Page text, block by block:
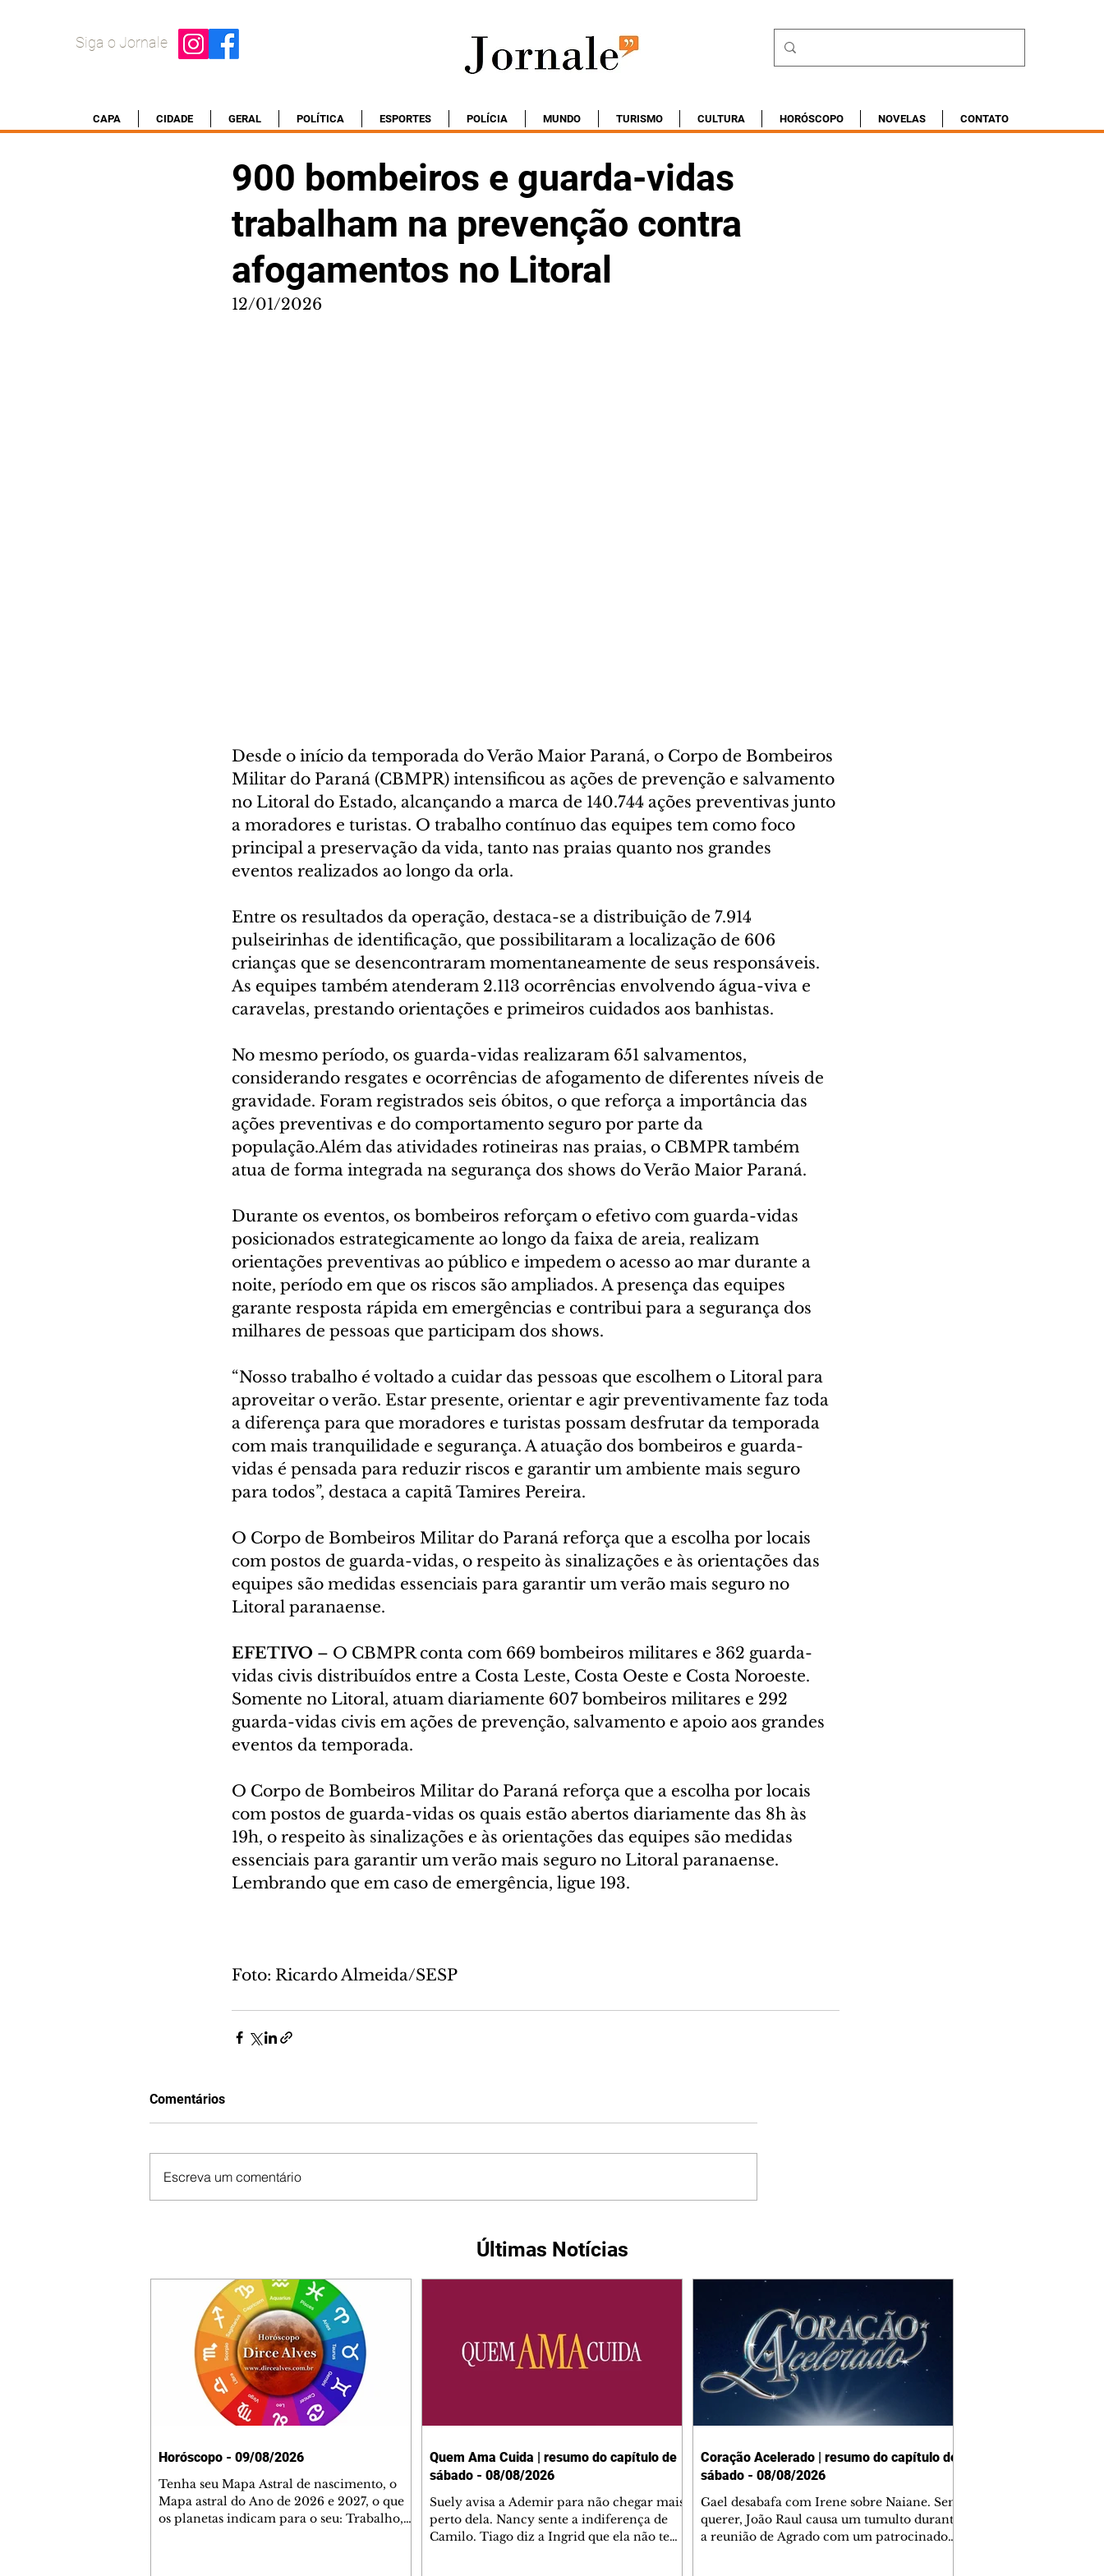
Siga o Jornale
CAPA CIDADE GERAL POLÍTICA ESPORTES POLÍCIA MUNDO TURISMO CULTURA HORÓSCOPO NOVELAS CONTATO
900 bombeiros e guarda-vidas
trabalham na prevenção contra
afogamentos no Litoral
12/01/2026
Desde o início da temporada do Verão Maior Paraná, o Corpo de Bombeiros
Militar do Paraná (CBMPR) intensificou as ações de prevenção e salvamento
no Litoral do Estado, alcançando a marca de 140.744 ações preventivas junto
a moradores e turistas. O trabalho contínuo das equipes tem como foco
principal a preservação da vida, tanto nas praias quanto nos grandes
eventos realizados ao longo da orla.
Entre os resultados da operação, destaca-se a distribuição de 7.914
pulseirinhas de identificação, que possibilitaram a localização de 606
crianças que se desencontraram momentaneamente de seus responsáveis.
As equipes também atenderam 2.113 ocorrências envolvendo água-viva e
caravelas, prestando orientações e primeiros cuidados aos banhistas.
No mesmo período, os guarda-vidas realizaram 651 salvamentos,
considerando resgates e ocorrências de afogamento de diferentes níveis de
gravidade. Foram registrados seis óbitos, o que reforça a importância das
ações preventivas e do comportamento seguro por parte da
população.Além das atividades rotineiras nas praias, o CBMPR também
atua de forma integrada na segurança dos shows do Verão Maior Paraná.
Durante os eventos, os bombeiros reforçam o efetivo com guarda-vidas
posicionados estrategicamente ao longo da faixa de areia, realizam
orientações preventivas ao público e impedem o acesso ao mar durante a
noite, período em que os riscos são ampliados. A presença das equipes
garante resposta rápida em emergências e contribui para a segurança dos
milhares de pessoas que participam dos shows.
“Nosso trabalho é voltado a cuidar das pessoas que escolhem o Litoral para
aproveitar o verão. Estar presente, orientar e agir preventivamente faz toda
a diferença para que moradores e turistas possam desfrutar da temporada
com mais tranquilidade e segurança. A atuação dos bombeiros e guarda-
vidas é pensada para reduzir riscos e garantir um ambiente mais seguro
para todos”, destaca a capitã Tamires Pereira.
O Corpo de Bombeiros Militar do Paraná reforça que a escolha por locais
com postos de guarda-vidas, o respeito às sinalizações e às orientações das
equipes são medidas essenciais para garantir um verão mais seguro no
Litoral paranaense.
EFETIVO – O CBMPR conta com 669 bombeiros militares e 362 guarda-
vidas civis distribuídos entre a Costa Leste, Costa Oeste e Costa Noroeste.
Somente no Litoral, atuam diariamente 607 bombeiros militares e 292
guarda-vidas civis em ações de prevenção, salvamento e apoio aos grandes
eventos da temporada.
O Corpo de Bombeiros Militar do Paraná reforça que a escolha por locais
com postos de guarda-vidas os quais estão abertos diariamente das 8h às
19h, o respeito às sinalizações e às orientações das equipes são medidas
essenciais para garantir um verão mais seguro no Litoral paranaense.
Lembrando que em caso de emergência, ligue 193.
Foto: Ricardo Almeida/SESP
Comentários
Escreva um comentário
Últimas Notícias
Horóscopo - 09/08/2026
Tenha seu Mapa Astral de nascimento, o
Mapa astral do Ano de 2026 e 2027, o que
os planetas indicam para o seu: Trabalho,
Quem Ama Cuida | resumo do capítulo de
sábado - 08/08/2026
Suely avisa a Ademir para não chegar mais
perto dela. Nancy sente a indiferença de
Camilo. Tiago diz a Ingrid que ela não tem
Coração Acelerado | resumo do capítulo de
sábado - 08/08/2026
Gael desabafa com Irene sobre Naiane. Sem
querer, João Raul causa um tumulto durante
a reunião de Agrado com um patrocinador.